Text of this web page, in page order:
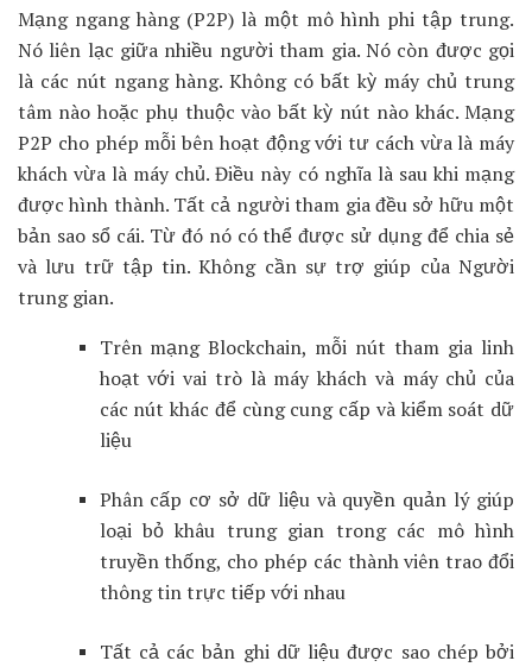
Mạng ngang hàng (P2P) là một mô hình phi tập trung.
Nó liên lạc giữa nhiều người tham gia. Nó còn được gọi
là các nút ngang hàng. Không có bất kỳ máy chủ trung
tâm nào hoặc phụ thuộc vào bất kỳ nút nào khác. Mạng
P2P cho phép mỗi bên hoạt động với tư cách vừa là máy
khách vừa là máy chủ. Điều này có nghĩa là sau khi mạng
được hình thành. Tất cả người tham gia đều sở hữu một
bản sao sổ cái. Từ đó nó có thể được sử dụng để chia sẻ
và lưu trữ tập tin. Không cần sự trợ giúp của Người
trung gian.
Trên mạng Blockchain, mỗi nút tham gia linh
hoạt với vai trò là máy khách và máy chủ của
các nút khác để cùng cung cấp và kiểm soát dữ
liệu
Phân cấp cơ sở dữ liệu và quyền quản lý giúp
loại bỏ khâu trung gian trong các mô hình
truyền thống, cho phép các thành viên trao đổi
thông tin trực tiếp với nhau
Tất cả các bản ghi dữ liệu được sao chép bởi